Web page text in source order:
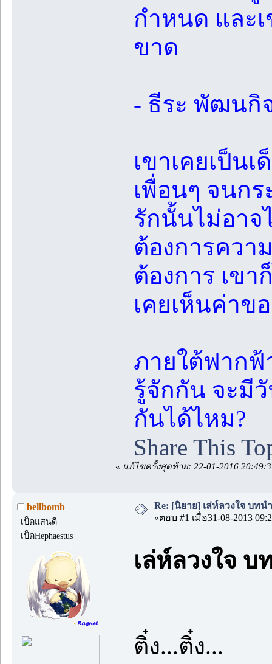
กำหนด และ
ขาด
- ธีระ พัฒนกิ
เขาเคยเป็น
เพื่อนๆ จนก
รักนั้นไม่อาจ
ต้องการควา
ต้องการ เขา
เคยเห็นค่าข
ภายใต้ฟากฟ้
รู้จักกัน จะมี
กันได้ไหม?
Share This
« แก้ไขครั้งสุดท้าย: 22-01-2016
bellbomb
เป็ดแสนดี
เป็ดHephaestus
Re: [นิยาย] เล่ห์ลวงใจ บทน
«ตอบ #1 เมื่อ31-08-2013
เล่ห์ลวงใจ บ
ติ๋ง...ติ๋ง...